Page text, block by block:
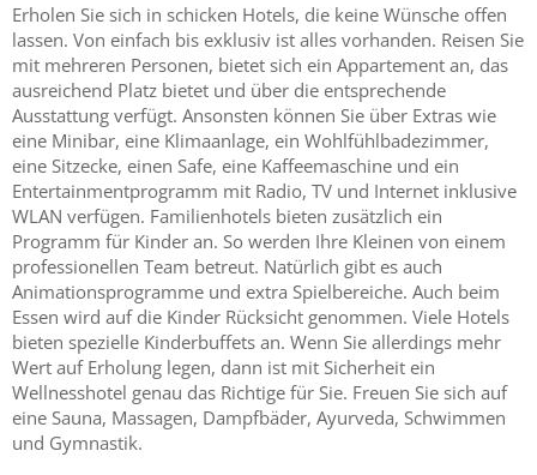
Erholen Sie sich in schicken Hotels, die keine Wünsche offen
lassen. Von einfach bis exklusiv ist alles vorhanden. Reisen Sie
mit mehreren Personen, bietet sich ein Appartement an, das
ausreichend Platz bietet und über die entsprechende
Ausstattung verfügt. Ansonsten können Sie über Extras wie
eine Minibar, eine Klimaanlage, ein Wohlfühlbadezimmer,
eine Sitzecke, einen Safe, eine Kaffeemaschine und ein
Entertainmentprogramm mit Radio, TV und Internet inklusive
WLAN verfügen. Familienhotels bieten zusätzlich ein
Programm für Kinder an. So werden Ihre Kleinen von einem
professionellen Team betreut. Natürlich gibt es auch
Animationsprogramme und extra Spielbereiche. Auch beim
Essen wird auf die Kinder Rücksicht genommen. Viele Hotels
bieten spezielle Kinderbuffets an. Wenn Sie allerdings mehr
Wert auf Erholung legen, dann ist mit Sicherheit ein
Wellnesshotel genau das Richtige für Sie. Freuen Sie sich auf
eine Sauna, Massagen, Dampfbäder, Ayurveda, Schwimmen
und Gymnastik.